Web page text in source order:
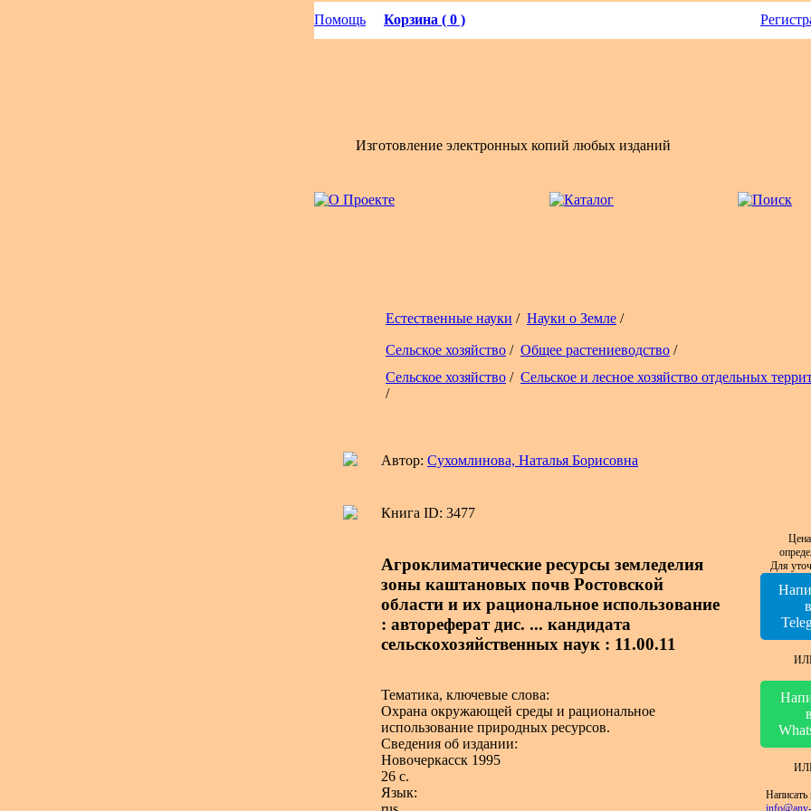
Помощь Корзина ( 0 )
Изготовление электронных копий любых изданий
Естественные науки / Науки о Земле /
Сельское хозяйство / Общее растениеводство /
Сельское хозяйство / Сельское и лесное хозяйство отдельных
/
Автор: Сухомлинова, Наталья Борисовна
Книга ID: 3477
Агроклиматические ресурсы земледелия
зоны каштановых почв Ростовской
области и их рациональное использование
: автореферат дис. ... кандидата
сельскохозяйственных наук : 11.00.11
Тематика, ключевые слова:
Охрана окружающей среды и рациональное
использование природных ресурсов.
Сведения об издании:
Новочеркасск 1995
26 с.
Язык:
Для
в
в
Написать